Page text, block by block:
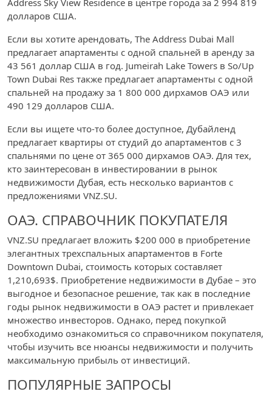
долларов США.
Если вы хотите арендовать, The Address Dubai Mall
предлагает апартаменты с одной спальней в аренду за
43 561 доллар США в год. Jumeirah Lake Towers в So/Up
Town Dubai Res также предлагает апартаменты с одной
спальней на продажу за 1 800 000 дирхамов ОАЭ или
490 129 долларов США.
Если вы ищете что-то более доступное, Дубайленд
предлагает квартиры от студий до апартаментов с 3
спальнями по цене от 365 000 дирхамов ОАЭ. Для тех,
кто заинтересован в инвестировании в рынок
недвижимости Дубая, есть несколько вариантов с
предложениями VNZ.SU.
ОАЭ. СПРАВОЧНИК ПОКУПАТЕЛЯ
VNZ.SU предлагает вложить $200 000 в приобретение
элегантных трехспальных апартаментов в Forte
Downtown Dubai, стоимость которых составляет
1,210,693$. Приобретение недвижимости в Дубае – это
выгодное и безопасное решение, так как в последние
годы рынок недвижимости в ОАЭ растет и привлекает
множество инвесторов. Однако, перед покупкой
необходимо ознакомиться со справочником покупателя,
чтобы изучить все нюансы недвижимости и получить
максимальную прибыль от инвестиций.
ПОПУЛЯРНЫЕ ЗАПРОСЫ